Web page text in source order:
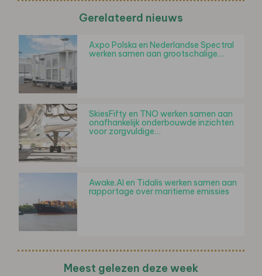
Gerelateerd nieuws
Axpo Polska en Nederlandse Spectral
werken samen aan grootschalige…
SkiesFifty en TNO werken samen aan
onafhankelijk onderbouwde inzichten
voor zorgvuldige…
Awake.AI en Tidalis werken samen aan
rapportage over maritieme emissies
Meest gelezen deze week